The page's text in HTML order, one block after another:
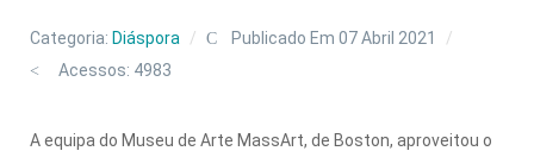
Categoria: Diáspora
Publicado Em 07 Abril 2021
Acessos: 4983
A equipa do Museu de Arte MassArt, de Boston, aproveitou o